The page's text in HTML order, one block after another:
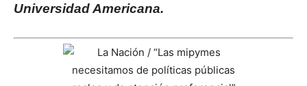
Universidad Americana.